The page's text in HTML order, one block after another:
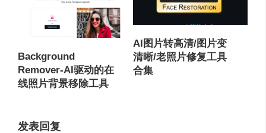
Background
Remover-AI驱动的在
线照片背景移除工具
AI图片转高清/图片变
清晰/老照片修复工具
合集
发表回复